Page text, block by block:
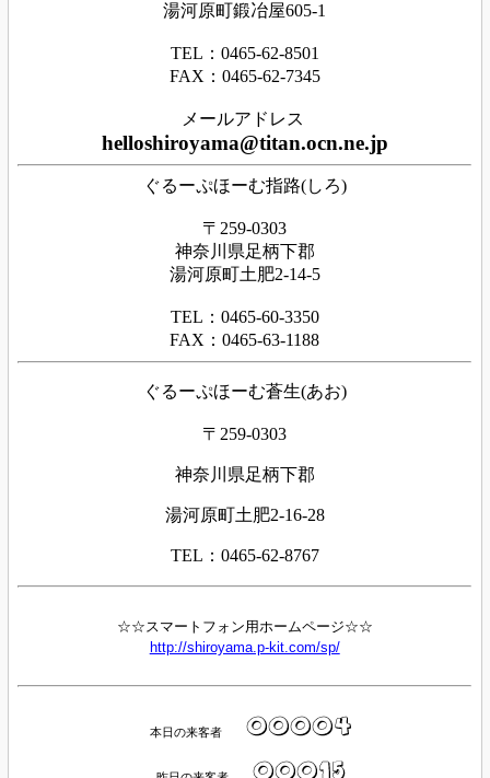
湯河原町鍛冶屋605-1
TEL：0465‐62‐8501
FAX：0465‐62‐7345
メールアドレス
helloshiroyama@titan.ocn.ne.jp
ぐるーぷほーむ指路(しろ)
〒259-0303
神奈川県足柄下郡
湯河原町土肥2-14-5
TEL：0465-60-3350
FAX：0465-63-1188
ぐるーぷほーむ蒼生(あお)
〒259-0303
神奈川県足柄下郡
湯河原町土肥2-16-28
TEL：0465-62-8767
☆☆スマートフォン用ホームページ☆☆
http://shiroyama.p-kit.com/sp/
本日の来客者